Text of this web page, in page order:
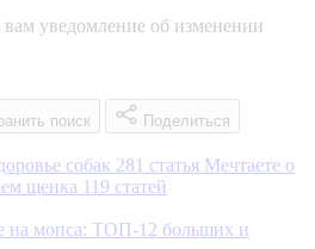
уведомление об изменении
поиск Поделиться
собак 281 статья Мечтаете о
щенка 119 статей